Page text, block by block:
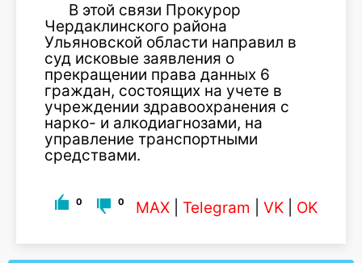
В этой связи Прокурор
Чердаклинского района
Ульяновской области направил в
суд исковые заявления о
прекращении права данных 6
граждан, состоящих на учете в
учреждении здравоохранения с
нарко- и алкодиагнозами, на
управление транспортными
средствами.
0 0 MAX Telegram VK OK